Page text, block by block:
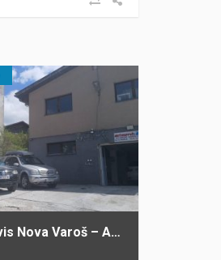
Auto servis Nova Varoš – Auto servis IKA